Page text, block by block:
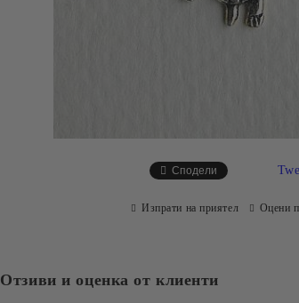
Сподели
Изпрати на приятел Оцени
Отзиви и оценка от клиенти